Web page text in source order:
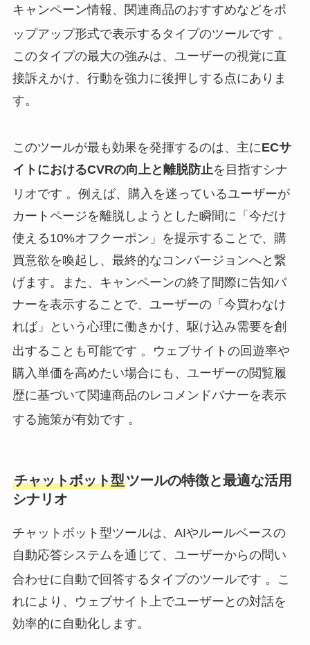
キャンペーン情報、関連商品のおすすめなどをポ
ップアップ形式で表示するタイプのツールです 。
このタイプの最大の強みは、ユーザーの視覚に直
接訴えかけ、行動を強力に後押しする点にありま
す。
このツールが最も効果を発揮するのは、主にECサ
イトにおけるCVRの向上と離脱防止を目指すシナ
リオです 。例えば、購入を迷っているユーザーが
カートページを離脱しようとした瞬間に「今だけ
使える10%オフクーポン」を提示することで、購
買意欲を喚起し、最終的なコンバージョンへと繋
げます。また、キャンペーンの終了間際に告知バ
ナーを表示することで、ユーザーの「今買わなけ
れば」という心理に働きかけ、駆け込み需要を創
出することも可能です 。ウェブサイトの回遊率や
購入単価を高めたい場合にも、ユーザーの閲覧履
歴に基づいて関連商品のレコメンドバナーを表示
する施策が有効です 。
チャットボット型ツールの特徴と最適な活用
シナリオ
チャットボット型ツールは、AIやルールベースの
自動応答システムを通じて、ユーザーからの問い
合わせに自動で回答するタイプのツールです 。こ
れにより、ウェブサイト上でユーザーとの対話を
効率的に自動化します。